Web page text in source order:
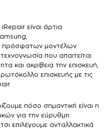
iRepair είναι άρτια
πρόσφατων μοντέλων.
που απαιτείται
και ακρίβεια την επισκευή,
επισκευής με τις
πόσο σημαντική είναι η
για την εύρυθμη
επιλέγουμε ανταλλακτικά